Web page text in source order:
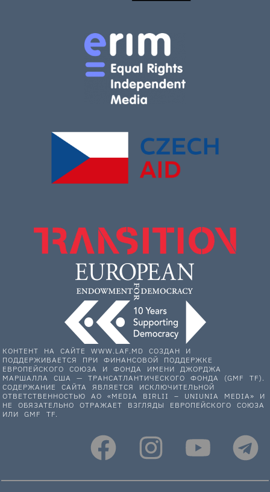
КОНТЕНТ НА САЙТЕ WWW.LAF.MD СОЗДАН И
ПОДДЕРЖИВАЕТСЯ ПРИ ФИНАНСОВОЙ ПОДДЕРЖКЕ
ЕВРОПЕЙСКОГО СОЮЗА И ФОНДА ИМЕНИ ДЖОРДЖА
МАРШАЛЛА США — ТРАНСАТЛАНТИЧЕСКОГО ФОНДА (GMF TF).
СОДЕРЖАНИЕ САЙТА ЯВЛЯЕТСЯ ИСКЛЮЧИТЕЛЬНОЙ
ОТВЕТСТВЕННОСТЬЮ АО «MEDIA BIRLII – UNIUNIA MEDIA» И
НЕ ОБЯЗАТЕЛЬНО ОТРАЖАЕТ ВЗГЛЯДЫ ЕВРОПЕЙСКОГО СОЮЗА
ИЛИ GMF TF.